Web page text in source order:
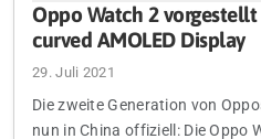
Oppo Watch 2 vorgestellt
curved AMOLED Display
29. Juli 2021
Die zweite Generation von
nun in China offiziell: Die Oppo